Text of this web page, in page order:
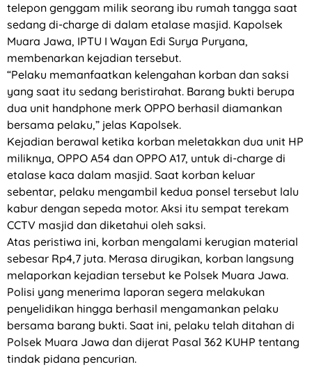
telepon genggam milik seorang ibu rumah tangga saat
sedang di-charge di dalam etalase masjid. Kapolsek
Muara Jawa, IPTU I Wayan Edi Surya Puryana,
membenarkan kejadian tersebut.
“Pelaku memanfaatkan kelengahan korban dan saksi
yang saat itu sedang beristirahat. Barang bukti berupa
dua unit handphone merk OPPO berhasil diamankan
bersama pelaku,” jelas Kapolsek.
Kejadian berawal ketika korban meletakkan dua unit HP
miliknya, OPPO A54 dan OPPO A17, untuk di-charge di
etalase kaca dalam masjid. Saat korban keluar
sebentar, pelaku mengambil kedua ponsel tersebut lalu
kabur dengan sepeda motor. Aksi itu sempat terekam
CCTV masjid dan diketahui oleh saksi.
Atas peristiwa ini, korban mengalami kerugian material
sebesar Rp4,7 juta. Merasa dirugikan, korban langsung
melaporkan kejadian tersebut ke Polsek Muara Jawa.
Polisi yang menerima laporan segera melakukan
penyelidikan hingga berhasil mengamankan pelaku
bersama barang bukti. Saat ini, pelaku telah ditahan di
Polsek Muara Jawa dan dijerat Pasal 362 KUHP tentang
tindak pidana pencurian.